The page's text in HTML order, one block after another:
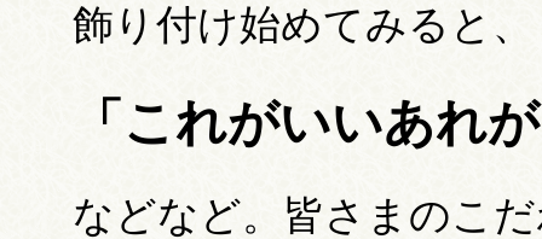
飾り付け始めてみると、
「これがいいあれ
などなど。皆さまのこ